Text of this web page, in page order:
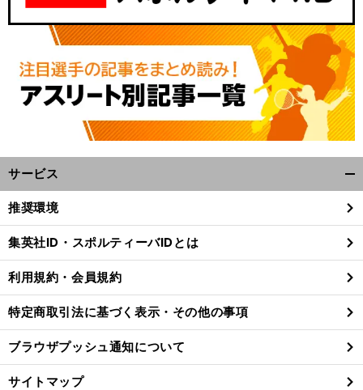
サービス
閉
る
推奨環境
集英社ID・スポルティーバIDとは
利用規約・会員規約
特定商取引法に基づく表示・その他の事項
ブラウザプッシュ通知について
サイトマップ